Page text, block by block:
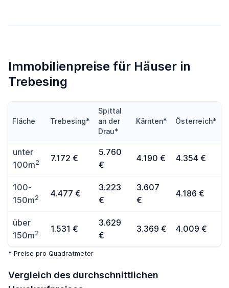
Immobilienpreise für Häuser in
Trebesing
Fläche Trebesing*
Spittal
an der
Drau*
Kärnten* Österreich*
unter
100m2 7.172 €
5.760
€
4.190 € 4.354 €
100-
150m2 4.477 €
3.223
€
3.607
€
4.186 €
über
150m2 1.531 €
3.629
€
3.369 € 4.009 €
* Preise pro Quadratmeter
Vergleich des durchschnittlichen